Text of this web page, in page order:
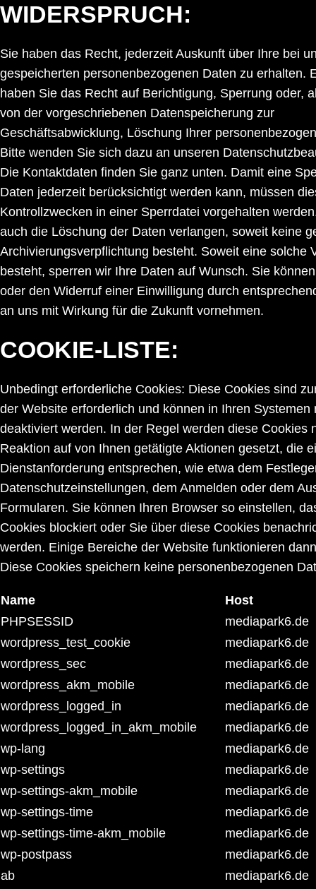
WIDERSPRUCH:
Sie haben das Recht, jederzeit Auskunft über Ihre bei
gespeicherten personenbezogenen Daten zu erhalten.
haben Sie das Recht auf Berichtigung, Sperrung oder,
von der vorgeschriebenen Datenspeicherung zur
Geschäftsabwicklung, Löschung Ihrer
Bitte wenden Sie sich dazu an unseren
Die Kontaktdaten finden Sie ganz unten. Damit eine
Daten jederzeit berücksichtigt werden kann, müssen
Kontrollzwecken in einer Sperrdatei vorgehalten
auch die Löschung der Daten verlangen, soweit keine
Archivierungsverpflichtung besteht. Soweit eine solche
besteht, sperren wir Ihre Daten auf Wunsch. Sie
oder den Widerruf einer Einwilligung durch
an uns mit Wirkung für die Zukunft vornehmen.
COOKIE-LISTE:
Unbedingt erforderliche Cookies: Diese Cookies sind
der Website erforderlich und können in Ihren Systemen
deaktiviert werden. In der Regel werden diese Cookies
Reaktion auf von Ihnen getätigte Aktionen gesetzt, die
Dienstanforderung entsprechen, wie etwa dem
Datenschutzeinstellungen, dem Anmelden oder dem
Formularen. Sie können Ihren Browser so einstellen,
Cookies blockiert oder Sie über diese Cookies
werden. Einige Bereiche der Website funktionieren
Diese Cookies speichern keine personenbezogenen
Name
Host
PHPSESSID
mediapark6.de
wordpress_test_cookie
mediapark6.de
wordpress_sec
mediapark6.de
wordpress_akm_mobile
mediapark6.de
wordpress_logged_in
mediapark6.de
wordpress_logged_in_akm_mobile
mediapark6.de
wp-lang
mediapark6.de
wp-settings
mediapark6.de
wp-settings-akm_mobile
mediapark6.de
wp-settings-time
mediapark6.de
wp-settings-time-akm_mobile
mediapark6.de
wp-postpass
mediapark6.de
ab
mediapark6.de